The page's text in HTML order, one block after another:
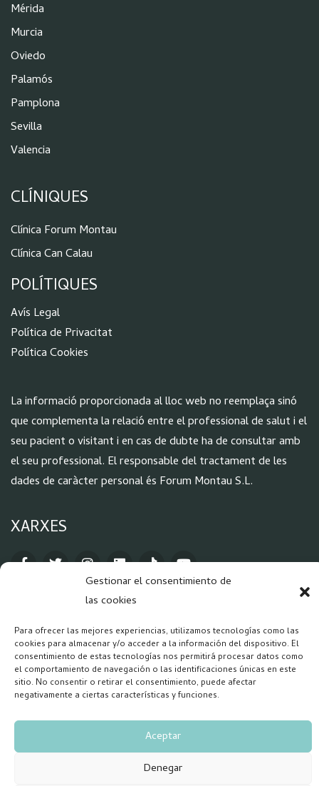
Gestionar el consentimiento de
las cookies
Para ofrecer las mejores experiencias, utilizamos tecnologías como las
cookies para almacenar y/o acceder a la información del dispositivo. El
consentimiento de estas tecnologías nos permitirá procesar datos como
el comportamiento de navegación o las identificaciones únicas en este
sitio. No consentir o retirar el consentimiento, puede afectar
negativamente a ciertas características y funciones.
Aceptar
Denegar
Mérida
Murcia
Oviedo
Palamós
Pamplona
Sevilla
Valencia
CLÍNIQUES
Clínica Forum Montau
Clínica Can Calau
POLÍTIQUES
Avís Legal
Política de Privacitat
Política Cookies
La informació proporcionada al lloc web no reemplaça sinó
que complementa la relació entre el professional de salut i el
seu pacient o visitant i en cas de dubte ha de consultar amb
el seu professional. El responsable del tractament de les
dades de caràcter personal és Forum Montau S.L.
XARXES
Copyright 2026 – Forum Salud Mental